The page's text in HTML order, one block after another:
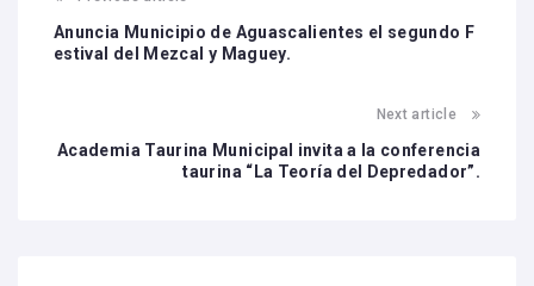
Anuncia Municipio de Aguascalientes el segundo F
estival del Mezcal y Maguey.
Next article
Academia Taurina Municipal invita a la conferencia
taurina “La Teoría del Depredador”.